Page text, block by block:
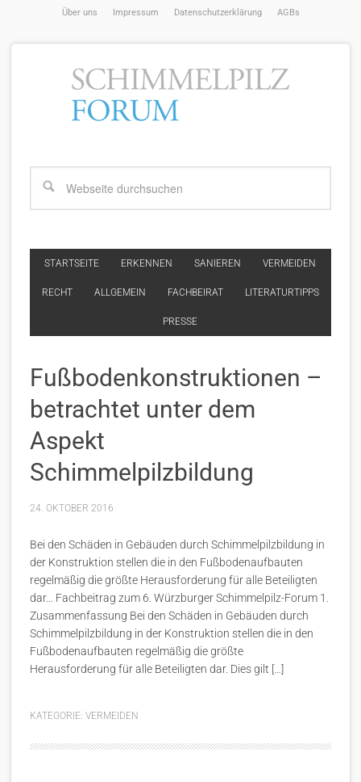
Über uns Impressum Datenschutzerklärung AGBs
STARTSEITE ERKENNEN SANIEREN VERMEIDEN
RECHT ALLGEMEIN FACHBEIRAT LITERATURTIPPS
PRESSE
Fußbodenkonstruktionen –
betrachtet unter dem
Aspekt
Schimmelpilzbildung
24. OKTOBER 2016
Bei den Schäden in Gebäuden durch Schimmelpilzbildung in
der Konstruktion stellen die in den Fußbodenaufbauten
regelmäßig die größte Herausforderung für alle Beteiligten
dar… Fachbeitrag zum 6. Würzburger Schimmelpilz-Forum 1.
Zusammenfassung Bei den Schäden in Gebäuden durch
Schimmelpilzbildung in der Konstruktion stellen die in den
Fußbodenaufbauten regelmäßig die größte
Herausforderung für alle Beteiligten dar. Dies gilt […]
KATEGORIE: VERMEIDEN